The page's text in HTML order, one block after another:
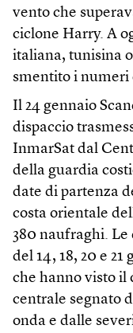
vento che
ciclone Harry. A
italiana, tunisina
smentito i numeri
Il 24 gennaio
dispaccio
InmarSat dal
della guardia
date di partenza
costa orientale
380 naufraghi. Le
del 14, 18, 20 e
che hanno visto il
centrale segnato
onda e dalle